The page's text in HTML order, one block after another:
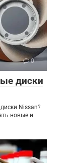
0
диски
Nissan?
новые и